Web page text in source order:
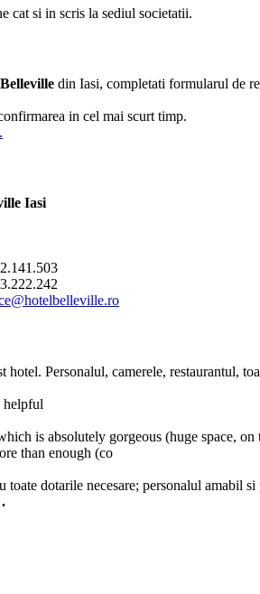
cat si in scris la sediul societatii.
din Iasi, completati formularul de
in cel mai scurt timp.
Iasi
hotel. Personalul, camerele, restaurantul,
helpful
is absolutely gorgeous (huge space,
than enough (co
toate dotarile necesare; personalul